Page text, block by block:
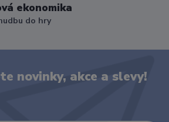
ekonomika
do hry
novinky, akce a slevy!